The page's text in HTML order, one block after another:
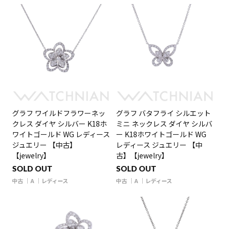
グラフ ワイルドフラワーネッ
クレス ダイヤ シルバー K18ホ
ワイトゴールド WG レディース
ジュエリー 【中古】
【jewelry】
SOLD OUT
中古 A レディース
グラフ バタフライ シルエット
ミニ ネックレス ダイヤ シルバ
ー K18ホワイトゴールド WG
レディース ジュエリー 【中
古】【jewelry】
SOLD OUT
中古 A レディース